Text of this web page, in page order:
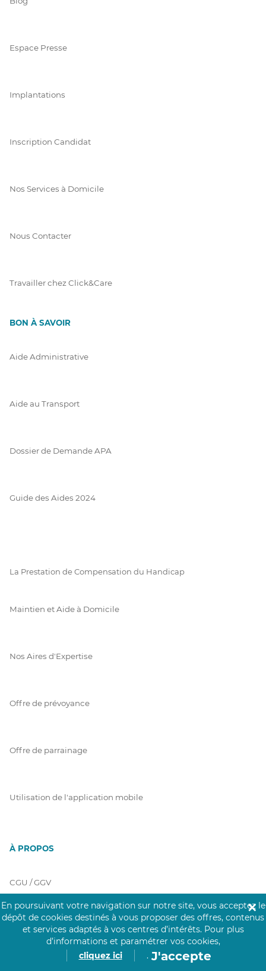
Espace Presse
Implantations
Inscription Candidat
Nos Services à Domicile
Nous Contacter
Travailler chez Click&Care
BON À SAVOIR
Aide Administrative
Aide au Transport
Dossier de Demande APA
Guide des Aides 2024
La Prestation de Compensation du Handicap
Maintien et Aide à Domicile
Nos Aires d'Expertise
Offre de prévoyance
Offre de parrainage
Utilisation de l'application mobile
À PROPOS
CGU / GGV
Charte Click&Care
En poursuivant votre navigation sur notre site, vous acceptez le
dépôt de cookies destinés à vous proposer des offres, contenus
et services adaptés à vos centres d’intérêts. Pour plus
d’informations et paramétrer vos cookies,
cliquez ici
. J'accepte
✕